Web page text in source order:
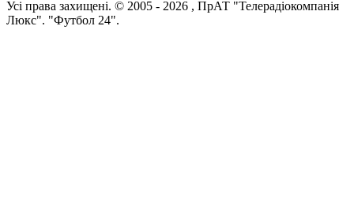
Усi права захищенi. © 2005 - 2026 , ПрАТ "Телерадіокомпанія
Люкс". "Футбол 24".